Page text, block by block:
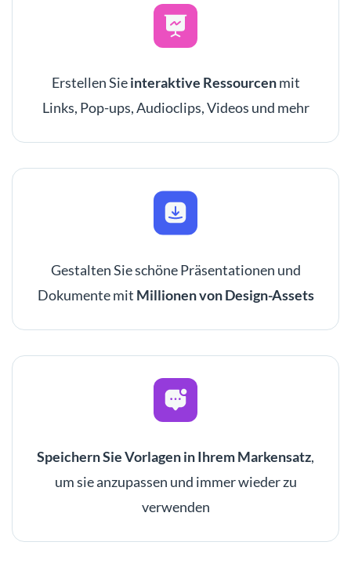
Erstellen Sieinteraktive Ressourcenmit
Links, Pop-ups, Audioclips, Videos und mehr
Gestalten Sie schöne Präsentationen und
Dokumente mit Millionen von Design-Assets
Speichern Sie Vorlagen in Ihrem Markensatz,
um sie anzupassen und immer wieder zu
verwenden